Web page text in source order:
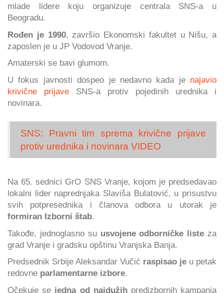
mlade lidere koju organizuje centrala SNS-a u
Beogradu.
Rođen je 1990, završio Ekonomski fakultet u Nišu, a
zaposlen je u JP Vodovod Vranje.
Amaterski se bavi glumom.
U fokus javnosti dospeo je nedavno kada je najavio
krivične prijave SNS-a protiv pojedinih urednika i
novinara.
SNS: Pravni tim sprema krivične prijave
protiv urednika i novinara VIDEO
Na 65. sednici GrO SNS Vranje, kojom je predsedavao
lokalni lider naprednjaka Slaviša Bulatović, u prisustvu
svih potpresednika i članova odbora u utorak je
formiran Izborni štab.
Takođe, jednoglasno su usvojene odborničke liste za
grad Vranje i gradsku opštinu Vranjska Banja.
Predsednik Srbije Aleksandar Vučić raspisao je u petak
redovne parlamentarne izbore.
Očekuje se jedna od najdužih predizbornih kampanja